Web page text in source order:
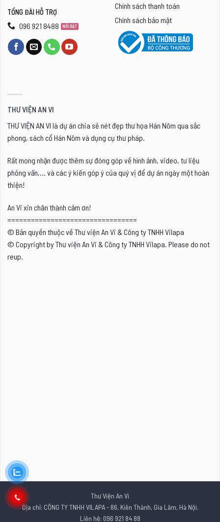
TỔNG ĐÀI HỖ TRỢ
096 921 8488
Chính sách thanh toán
Chính sách bảo mật
THƯ VIỆN AN VI
THƯ VIỆN AN VI là dự án chia sẻ nét đẹp thư họa Hán Nôm qua sắc
phong, sách cổ Hán Nôm và dụng cụ thư pháp.
Rất mong nhận được thêm sự đóng góp về hình ảnh, video, tư liệu
phỏng vấn,... và các ý kiến góp ý của quý vị để dự án ngày một hoàn
thiện!
An Vi xin chân thành cảm ơn!
=================================
© Bản quyền thuộc về Thư viện An Vi & Công ty TNHH Vilapa
© Copyright by Thư viện An Vi & Công ty TNHH Vilapa. Please do not
reup.
Thư Viện An Vi
Địa chỉ: CÔNG TY TNHH VILAPA - 86, Kiên Thành, Gia Lâm, Hà Nội.
Liên hệ: 096 921 84 88